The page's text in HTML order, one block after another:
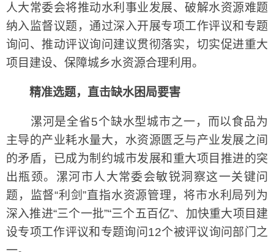
人大常委会将推动水利事业发展、破解水资源难题
纳入监督议题，通过深入开展专项工作评议和专题
询问、推动评议询问建议贯彻落实，切实促进重大
项目建设、保障城乡水资源合理利用。
精准选题，直击缺水困局要害
漯河是全省5个缺水型城市之一，而以食品为
主导的产业耗水量大，水资源匮乏与产业发展之间
的矛盾，已成为制约城市发展和重大项目推进的突
出瓶颈。漯河市人大常委会敏锐洞察这一关键问
题，监督“利剑”直指水资源管理，将市水利局列为
深入推进“三个一批”“三个五百亿”、加快重大项目建
设专项工作评议和专题询问12个被评议询问部门之